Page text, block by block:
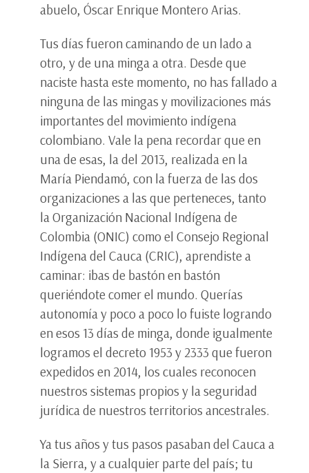
abuelo, Óscar Enrique Montero Arias.
Tus días fueron caminando de un lado a
otro, y de una minga a otra. Desde que
naciste hasta este momento, no has fallado a
ninguna de las mingas y movilizaciones más
importantes del movimiento indígena
colombiano. Vale la pena recordar que en
una de esas, la del 2013, realizada en la
María Piendamó, con la fuerza de las dos
organizaciones a las que perteneces, tanto
la Organización Nacional Indígena de
Colombia (ONIC) como el Consejo Regional
Indígena del Cauca (CRIC), aprendiste a
caminar: ibas de bastón en bastón
queriéndote comer el mundo. Querías
autonomía y poco a poco lo fuiste logrando
en esos 13 días de minga, donde igualmente
logramos el decreto 1953 y 2333 que fueron
expedidos en 2014, los cuales reconocen
nuestros sistemas propios y la seguridad
jurídica de nuestros territorios ancestrales.
Ya tus años y tus pasos pasaban del Cauca a
la Sierra, y a cualquier parte del país; tu